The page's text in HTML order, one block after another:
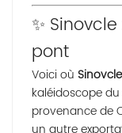
✨
pont
Voici où Sinovcle
kaléidoscope
provenance de